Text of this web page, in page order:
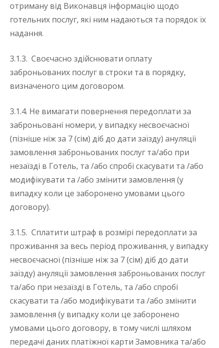
отриману від Виконавця інформацію щодо
готельних послуг, які ним надаються та порядок їх
надання.
3.1.3. Своєчасно здійснювати оплату
заброньованих послуг в строки та в порядку,
визначеного цим договором.
3.1.4. Не вимагати повернення передоплати за
заброньовані номери, у випадку несвоєчасної
(пізніше ніж за 7 (сім) діб до дати заїзду) ануляції
замовлення заброньованих послуг та/або при
незаїзді в Готель, та /або спробі скасувати та /або
модифікувати та /або змінити замовлення (у
випадку коли це заборонено умовами цього
договору).
3.1.5. Сплатити штраф в розмірі передоплати за
проживання за весь період проживання, у випадку
несвоєчасної (пізніше ніж за 7 (сім) діб до дати
заїзду) ануляції замовлення заброньованих послуг
та/або при незаїзді в Готель, та /або спробі
скасувати та /або модифікувати та /або змінити
замовлення (у випадку коли це заборонено
умовами цього договору, в тому числі шляхом
передачі даних платіжної карти Замовника та/або